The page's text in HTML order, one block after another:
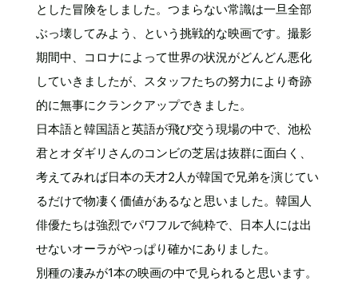
とした冒険をしました。つまらない常識は一旦全部
ぶっ壊してみよう、という挑戦的な映画です。撮影
期間中、コロナによって世界の状況がどんどん悪化
していきましたが、スタッフたちの努力により奇跡
的に無事にクランクアップできました。
日本語と韓国語と英語が飛び交う現場の中で、池松
君とオダギリさんのコンビの芝居は抜群に面白く、
考えてみれば日本の天才2人が韓国で兄弟を演じてい
るだけで物凄く価値があるなと思いました。韓国人
俳優たちは強烈でパワフルで純粋で、日本人には出
せないオーラがやっぱり確かにありました。
別種の凄みが1本の映画の中で見られると思います。